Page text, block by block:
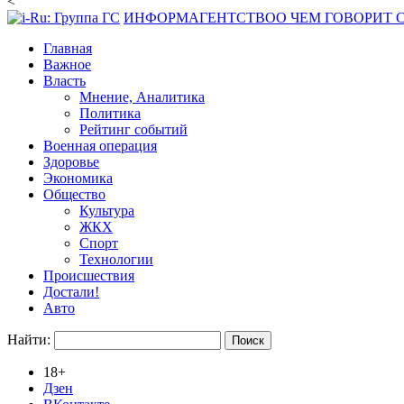
ИНФОРМАГЕНТСТВОО ЧЕМ ГОВОРИТ
Главная
Важное
Власть
Мнение, Аналитика
Политика
Рейтинг событий
Военная операция
Здоровье
Экономика
Общество
Культура
ЖКХ
Спорт
Технологии
Происшествия
Достали!
Авто
Найти:
18+
Дзен